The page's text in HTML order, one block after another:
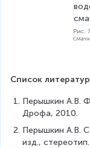
Рис.
Список
Перышкин А.В.
Дрофа, 2010.
Перышкин А.В.
изд.,